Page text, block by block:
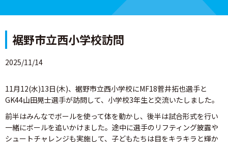
裾野市立西小学校訪問
2025/11/14
11月12(水)13日(木)、裾野市立西小学校にMF18菅井拓也選手と
GK44山田晃士選手が訪問して、小学校3年生と交流いたしました。
前半はみんなでボールを使って体を動かし、後半は試合形式を行い
一緒にボールを追いかけました。途中に選手のリフティング披露や
シュートチャレンジも実施して、子どもたちは目をキラキラと輝か